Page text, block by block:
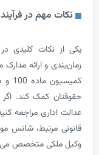
در فرآیند شکایت
و ارائه مدارک معتبر است.
کمیسیون ماده 100 و
کمک کند. اگر رای
مراجعه کنید، دقت در
شانس موفقیت را
متخصص می‌تواند مسیر را